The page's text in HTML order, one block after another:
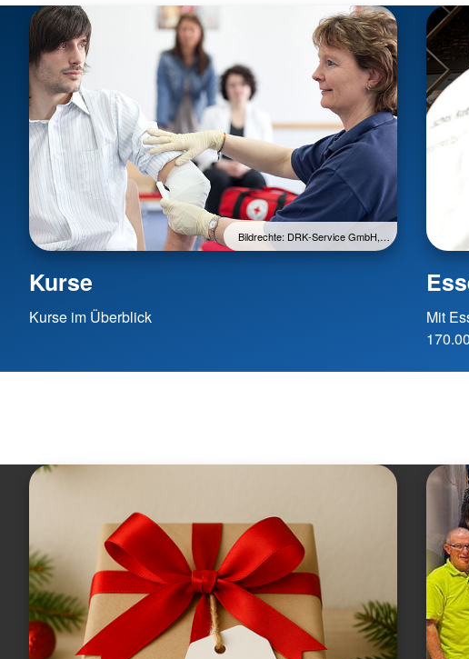
Bildrechte: DRK-Service GmbH,…
Kurse
Kurse im Überblick
Mit